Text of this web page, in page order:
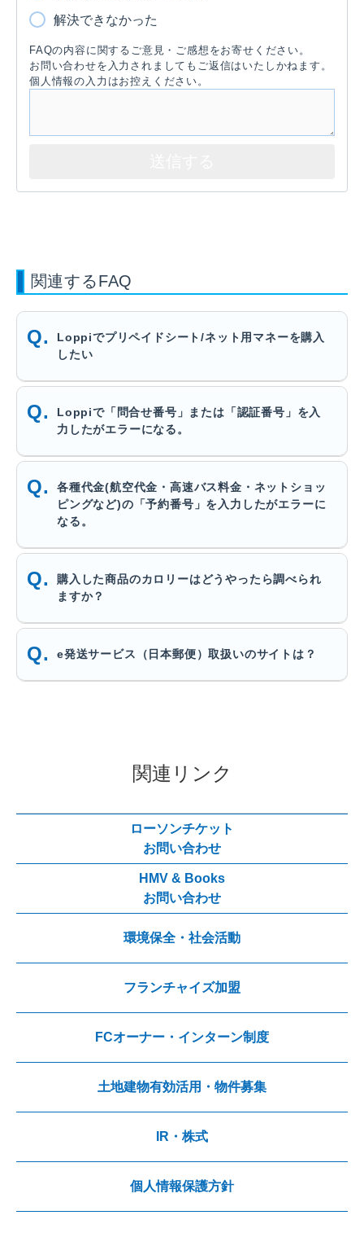
解決できなかった
FAQの内容に関するご意見・ご感想をお寄せください。
お問い合わせを入力されましてもご返信はいたしかねます。
個人情報の入力はお控えください。
関連するFAQ
Loppiでプリペイドシート/ネット用マネーを購入
したい
Loppiで「問合せ番号」または「認証番号」を入
力したがエラーになる。
各種代金(航空代金・高速バス料金・ネットショッ
ピングなど)の「予約番号」を入力したがエラーに
なる。
購入した商品のカロリーはどうやったら調べられ
ますか？
e発送サービス（日本郵便）取扱いのサイトは？
関連リンク
ローソンチケット
お問い合わせ
HMV & Books
お問い合わせ
環境保全・社会活動
フランチャイズ加盟
FCオーナー・インターン制度
土地建物有効活用・物件募集
IR・株式
個人情報保護方針